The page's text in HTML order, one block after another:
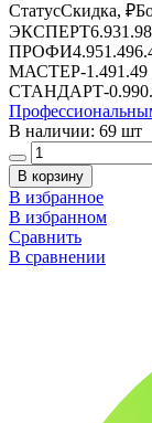
СтатусСкидка, ₽
ЭКСПЕРТ6.931.98
ПРОФИ4.951.49
МАСТЕР-1.491.49
СТАНДАРТ-0.99
В наличии: 69 шт
В корзину
В избранное
В избранном
Сравнить
В сравнении